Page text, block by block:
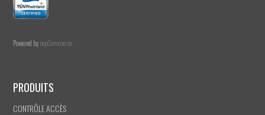
Powered bynopCommerce
PRODUITS
CONTRÔLE ACCÈS